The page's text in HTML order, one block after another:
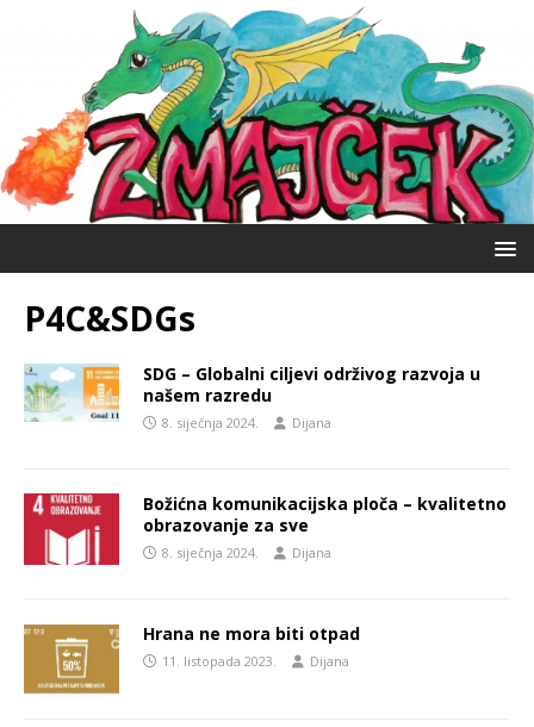
P4C&SDGs
SDG – Globalni ciljevi održivog razvoja u
našem razredu
8. siječnja 2024. Dijana
Božićna komunikacijska ploča – kvalitetno
obrazovanje za sve
8. siječnja 2024. Dijana
Hrana ne mora biti otpad
11. listopada 2023. Dijana